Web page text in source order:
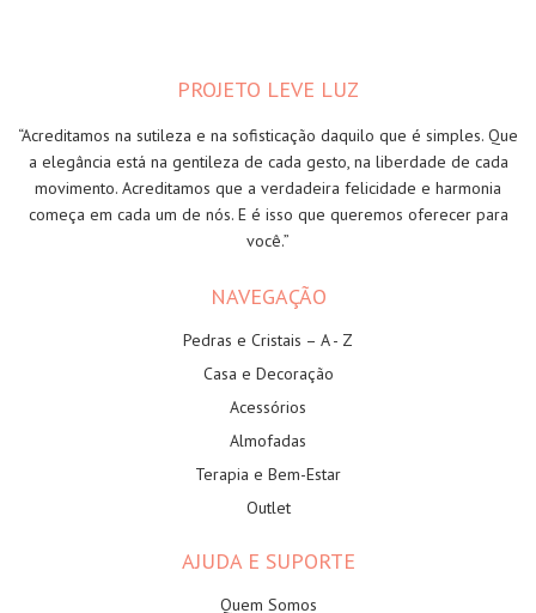
PROJETO LEVE LUZ
“Acreditamos na sutileza e na sofisticação daquilo que é simples. Que
a elegância está na gentileza de cada gesto, na liberdade de cada
movimento. Acreditamos que a verdadeira felicidade e harmonia
começa em cada um de nós. E é isso que queremos oferecer para
você.”
NAVEGAÇÃO
Pedras e Cristais – A - Z
Casa e Decoração
Acessórios
Almofadas
Terapia e Bem-Estar
Outlet
AJUDA E SUPORTE
Quem Somos